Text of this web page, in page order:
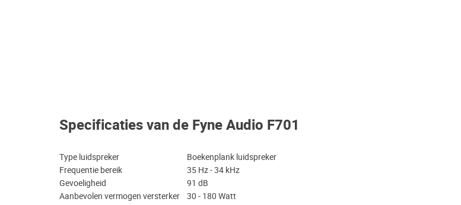
Specificaties van de Fyne Audio F701
Type luidspreker
Boekenplank luidspreker
Frequentie bereik
35 Hz - 34 kHz
Gevoeligheid
91 dB
Aanbevolen vermogen versterker 30 - 180 Watt